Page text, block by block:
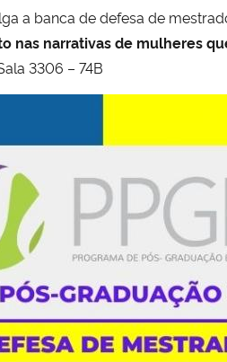
a banca de defesa de
nas narrativas de mulheres
3306 – 74B